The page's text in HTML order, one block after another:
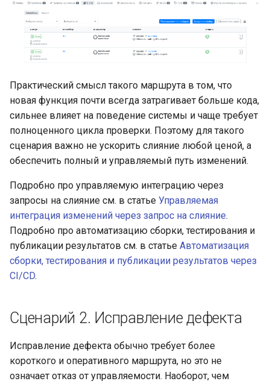
Практический смысл такого маршрута в том, что
новая функция почти всегда затрагивает больше кода,
сильнее влияет на поведение системы и чаще требует
полноценного цикла проверки. Поэтому для такого
сценария важно не ускорить слияние любой ценой, а
обеспечить полный и управляемый путь изменений.
Подробно про управляемую интеграцию через
запросы на слияние см. в статье Управляемая
интеграция изменений через запрос на слияние.
Подробно про автоматизацию сборки, тестирования и
публикации результатов см. в статье Автоматизация
сборки, тестирования и публикации результатов через
CI/CD.
Сценарий 2. Исправление дефекта
Исправление дефекта обычно требует более
короткого и оперативного маршрута, но это не
означает отказ от управляемости. Наоборот, чем